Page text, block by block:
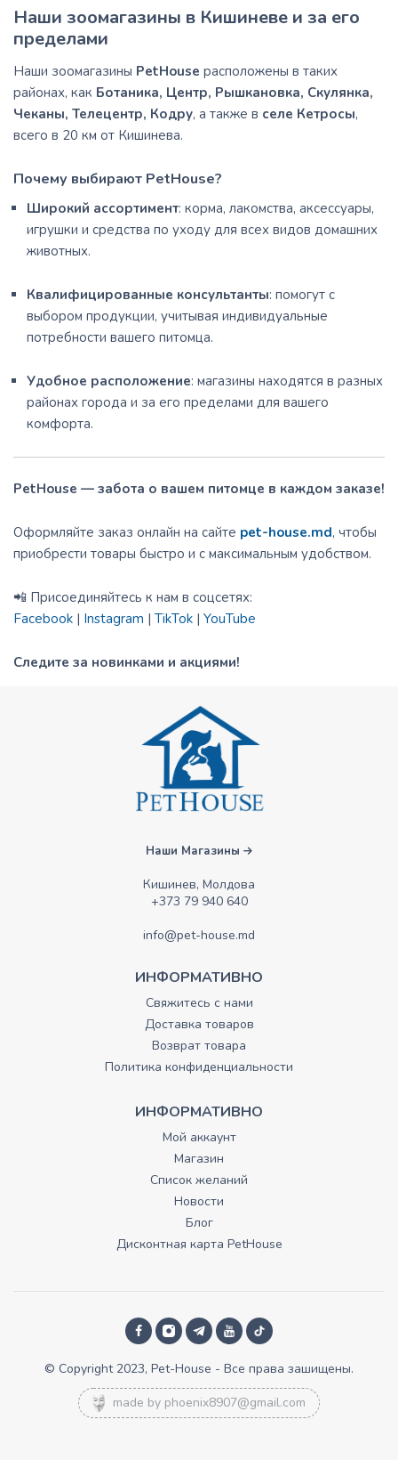
Наши зоомагазины в Кишиневе и за его
пределами
Наши зоомагазины PetHouse расположены в таких
районах, как Ботаника, Центр, Рышкановка, Скулянка,
Чеканы, Телецентр, Кодру, а также в селе Кетросы,
всего в 20 км от Кишинева.
Почему выбирают PetHouse?
Широкий ассортимент: корма, лакомства, аксессуары,
игрушки и средства по уходу для всех видов домашних
животных.
Квалифицированные консультанты: помогут с
выбором продукции, учитывая индивидуальные
потребности вашего питомца.
Удобное расположение: магазины находятся в разных
районах города и за его пределами для вашего
комфорта.
PetHouse — забота о вашем питомце в каждом заказе!
Оформляйте заказ онлайн на сайте pet-house.md, чтобы
приобрести товары быстро и с максимальным удобством.
📲 Присоединяйтесь к нам в соцсетях:
Facebook | Instagram | TikTok | YouTube
Следите за новинками и акциями!
Наши Магазины
Кишинев, Молдова
+373 79 940 640
info@pet-house.md
ИНФОРМАТИВНО
Свяжитесь с нами
Доставка товаров
Возврат товара
Политика конфиденциальности
ИНФОРМАТИВНО
Мой аккаунт
Магазин
Список желаний
Новости
Блог
Дисконтная карта PetHouse
© Copyright 2023, Pet-House - Все права зашищены.
made by phoenix8907@gmail.com